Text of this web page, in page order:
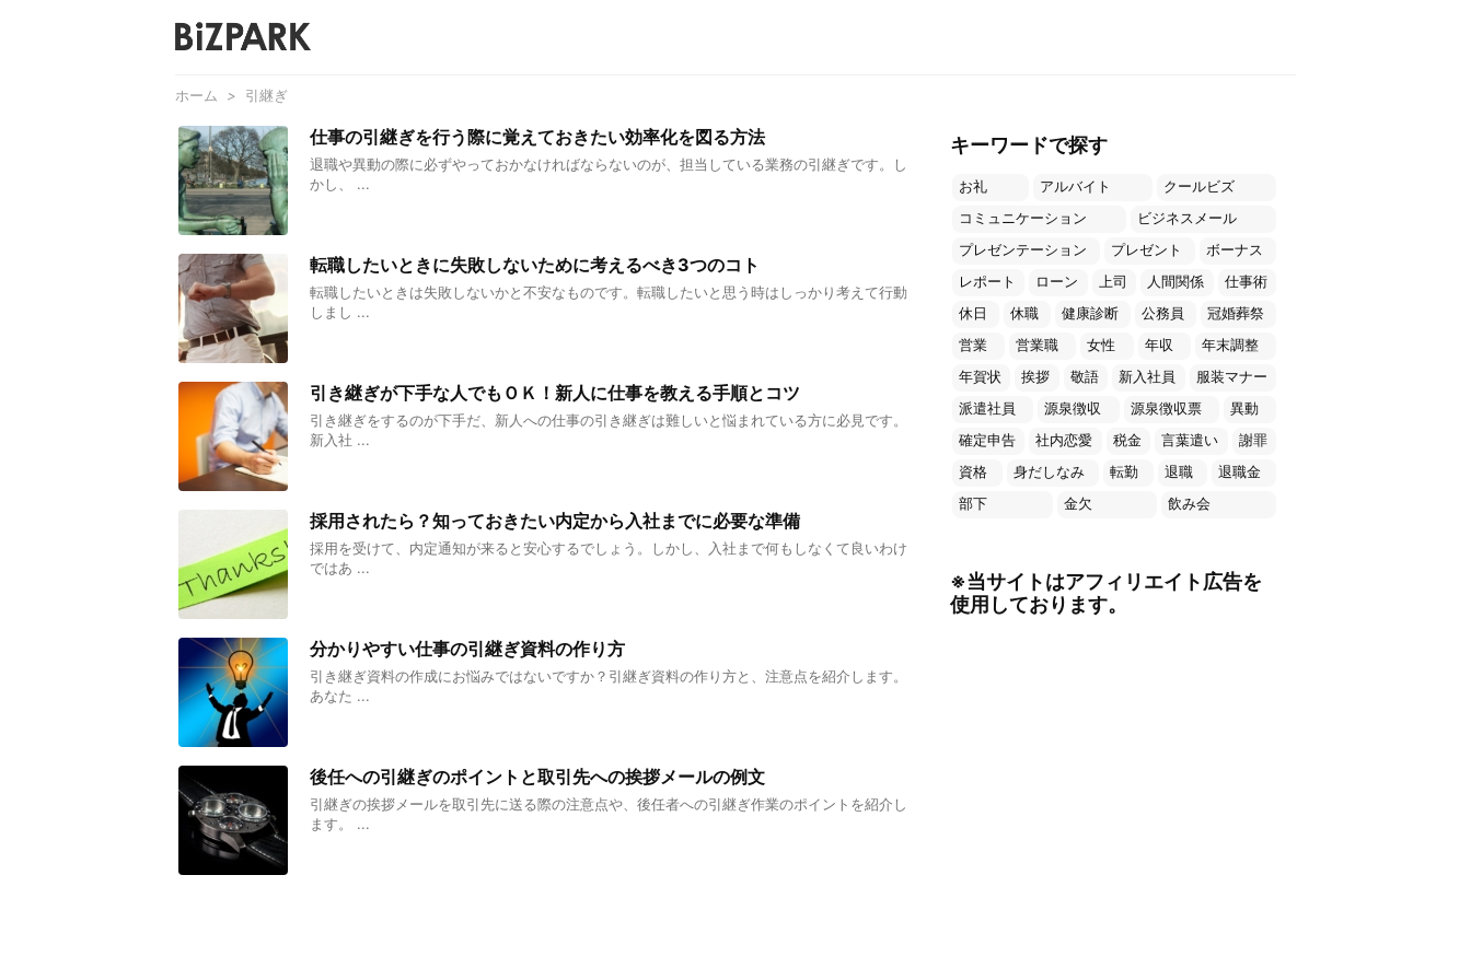
ホーム > 引継ぎ
仕事の引継ぎを行う際に覚えておきたい効率化を図る方法
退職や異動の際に必ずやっておかなければならないのが、担当している業務の引継ぎです。し
かし、 ...
転職したいときに失敗しないために考えるべき3つのコト
転職したいときは失敗しないかと不安なものです。転職したいと思う時はしっかり考えて行動
しまし ...
引き継ぎが下手な人でもＯＫ！新人に仕事を教える手順とコツ
引き継ぎをするのが下手だ、新人への仕事の引き継ぎは難しいと悩まれている方に必見です。
新入社 ...
採用されたら？知っておきたい内定から入社までに必要な準備
採用を受けて、内定通知が来ると安心するでしょう。しかし、入社まで何もしなくて良いわけ
ではあ ...
分かりやすい仕事の引継ぎ資料の作り方
引き継ぎ資料の作成にお悩みではないですか？引継ぎ資料の作り方と、注意点を紹介します。
あなた ...
後任への引継ぎのポイントと取引先への挨拶メールの例文
引継ぎの挨拶メールを取引先に送る際の注意点や、後任者への引継ぎ作業のポイントを紹介し
ます。 ...
キーワードで探す
お礼 アルバイト
クールビズ
コミュニケーション
ビジネスメール
プレゼンテーション
プレゼント
ボーナス
レポート
ローン 上司 人間関係
仕事術
休日
休職 健康診断 公務員
冠婚葬祭
営業
営業職 女性 年収
年末調整
年賀状
挨拶 敬語 新入社員
服装マナー
派遣社員
源泉徴収 源泉徴収票
異動
確定申告
社内恋愛 税金 言葉遣い
謝罪
資格
身だしなみ 転勤 退職
退職金
部下
金欠 飲み会
※当サイトはアフィリエイト広告を
使用しております。